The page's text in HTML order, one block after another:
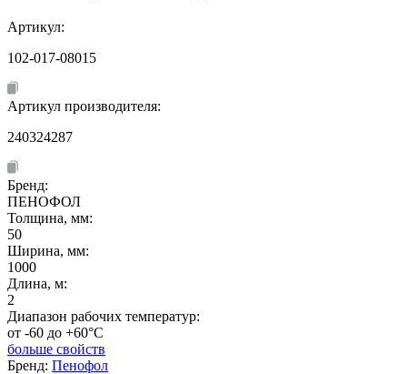
Артикул:
102-017-08015
Артикул производителя:
240324287
Бренд:
ПЕНОФОЛ
Толщина, мм:
50
Ширина, мм:
1000
Длина, м:
2
Диапазон рабочих температур:
от -60 до +60°C
больше свойств
Бренд: Пенофол